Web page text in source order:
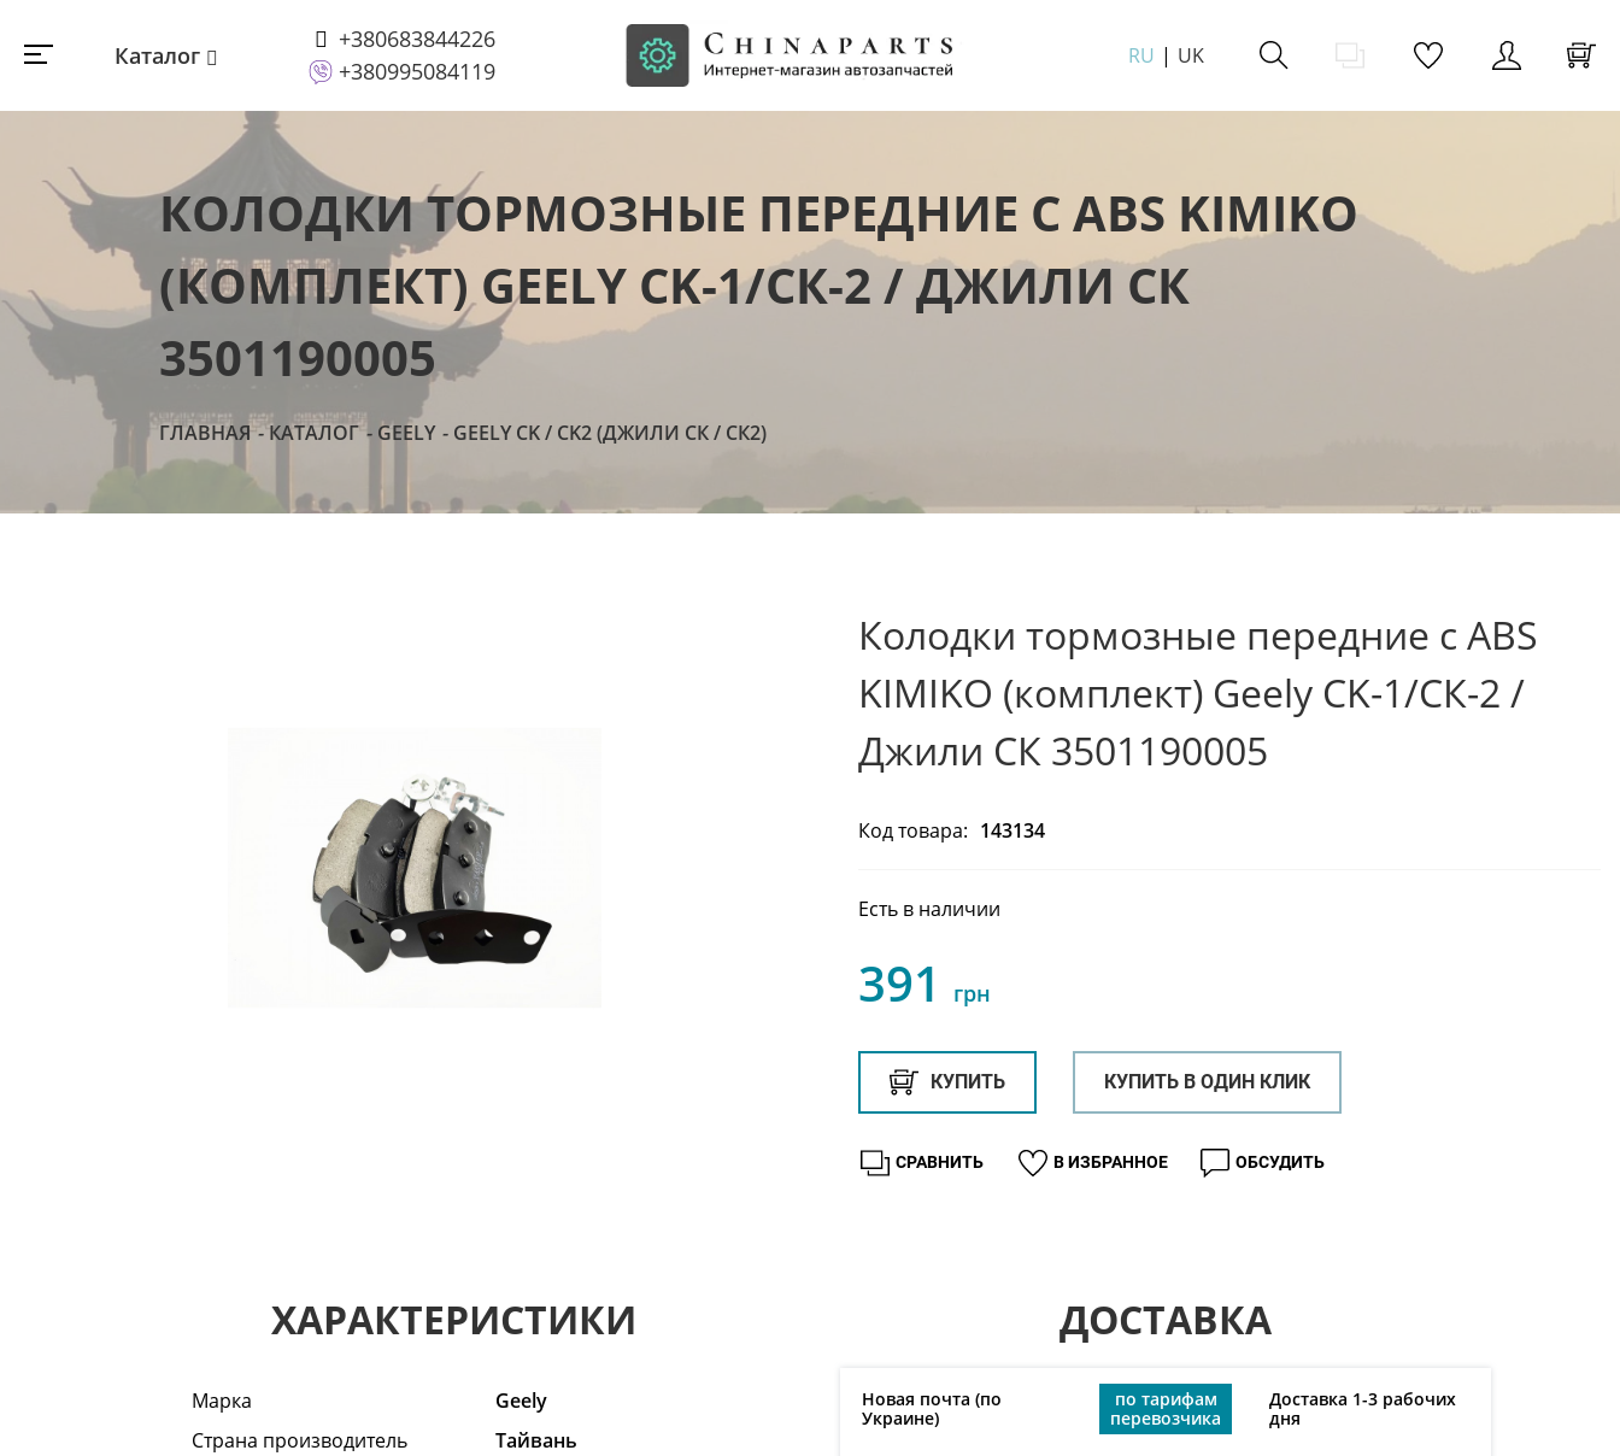
Каталог
+380683844226
+380995084119
RU UK
КОЛОДКИ ТОРМОЗНЫЕ ПЕРЕДНИЕ С ABS KIMIKO
(КОМПЛЕКТ) GEELY CK-1/СК-2 / ДЖИЛИ СК
3501190005
ГЛАВНАЯ КАТАЛОГ GEELY GEELY CK / CK2 (ДЖИЛИ СК / СК2)
Колодки тормозные передние с ABS
KIMIKO (комплект) Geely CK-1/СК-2 /
Джили СК 3501190005
Код товара: 143134
Есть в наличии
391 грн
КУПИТЬ КУПИТЬ В ОДИН КЛИК
В ИЗБРАННОЕ
СРАВНИТЬ ОБСУДИТЬ
ХАРАКТЕРИСТИКИ
Марка
Geely
Страна производитель
Тайвань
ДОСТАВКА
Новая почта (по
Украине)
по тарифам
перевозчика
Доставка 1-3 рабочих
дня